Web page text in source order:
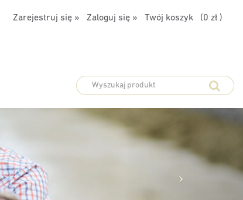
Zarejestruj się » Zaloguj się » Twój koszyk (0 zł )